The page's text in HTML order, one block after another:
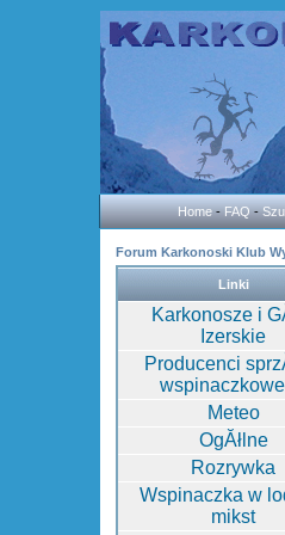
Home-FAQ-
Forum Karkonoski Klub
Linki
Karkonosze i
Izerskie
Producenci
Meteo
OgĂłlne
Rozrywka
Wspinaczka w
mikst